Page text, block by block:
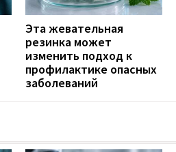
Эта жевательная
резинка может
изменить подход к
профилактике опасных
заболеваний